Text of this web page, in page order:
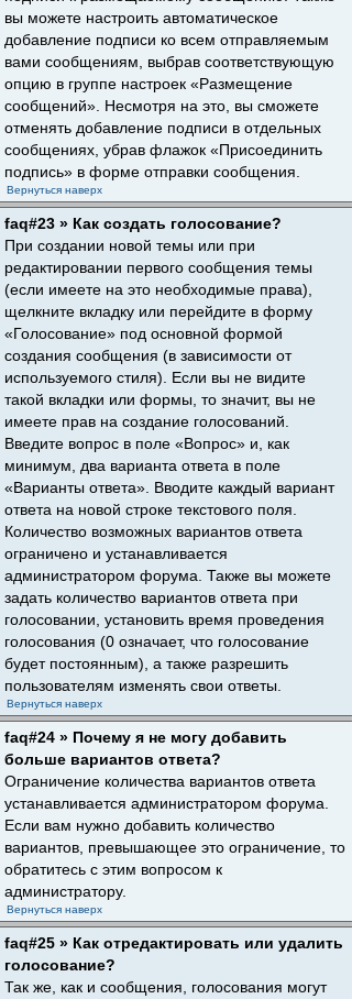
вы можете настроить автоматическое
добавление подписи ко всем отправляемым
вами сообщениям, выбрав соответствующую
опцию в группе настроек «Размещение
сообщений». Несмотря на это, вы сможете
отменять добавление подписи в отдельных
сообщениях, убрав флажок «Присоединить
подпись» в форме отправки сообщения.
Вернуться наверх
faq#23 » Как создать голосование?
При создании новой темы или при
редактировании первого сообщения темы
(если имеете на это необходимые права),
щелкните вкладку или перейдите в форму
«Голосование» под основной формой
создания сообщения (в зависимости от
используемого стиля). Если вы не видите
такой вкладки или формы, то значит, вы не
имеете прав на создание голосований.
Введите вопрос в поле «Вопрос» и, как
минимум, два варианта ответа в поле
«Варианты ответа». Вводите каждый вариант
ответа на новой строке текстового поля.
Количество возможных вариантов ответа
ограничено и устанавливается
администратором форума. Также вы можете
задать количество вариантов ответа при
голосовании, установить время проведения
голосования (0 означает, что голосование
будет постоянным), а также разрешить
пользователям изменять свои ответы.
Вернуться наверх
faq#24 » Почему я не могу добавить
больше вариантов ответа?
Ограничение количества вариантов ответа
устанавливается администратором форума.
Если вам нужно добавить количество
вариантов, превышающее это ограничение, то
обратитесь с этим вопросом к
администратору.
Вернуться наверх
faq#25 » Как отредактировать или удалить
голосование?
Так же, как и сообщения, голосования могут